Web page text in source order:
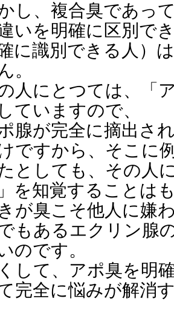
し、複合臭であっ
いを明確に区別で
に識別できる人）
。
人にとつては、「
ていますので、
腺が完全に摘出さ
ですから、そこに
としても、その人
を知覚することは
が臭こそ他人に嫌
もあるエクリン腺
のです。
して、アポ臭を明
完全に悩みが解消